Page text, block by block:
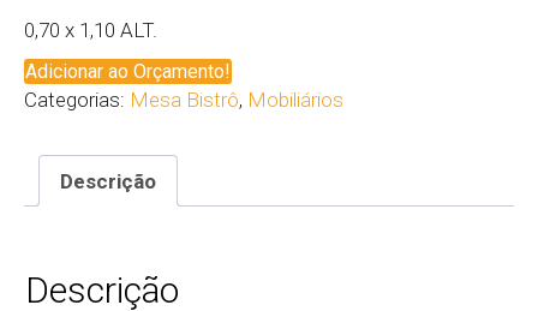
0,70 x 1,10 ALT.
Adicionar ao Orçamento!
Categorias: Mesa Bistrô, Mobiliários
Descrição
Descrição